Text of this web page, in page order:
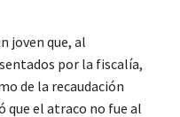
joven que, al
por la fiscalía,
de la recaudación
que el atraco no fue al